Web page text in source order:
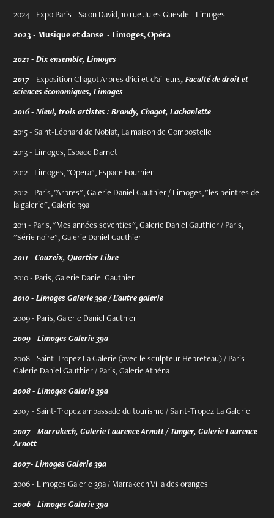
2024 - Expo Paris - Salon David, 10 rue Jules Guesde - Limoges
2023 - Musique et danse - Limoges, Opéra
2021 - Dix ensemble, Limoges
2017 - Exposition Chagot Arbres d’ici et d’ailleurs, Faculté de droit et
sciences économiques, Limoges
2016 - Nieul, trois artistes : Brandy, Chagot, Lachaniette
2015 - Saint-Léonard de Noblat, La maison de Compostelle
2013 - Limoges, Espace Darnet
2012 - Limoges, "Opera", Espace Fournier
2012 - Paris, "Arbres", Galerie Daniel Gauthier / Limoges, "les peintres de
la galerie", Galerie 39a
2011 - Paris, "Mes années seventies", Galerie Daniel Gauthier / Paris,
"Série noire", Galerie Daniel Gauthier
2011 - Couzeix, Quartier Libre
2010 - Paris, Galerie Daniel Gauthier
2010 -Limoges Galerie 39a / L'autre galerie
2009 - Paris, Galerie Daniel Gauthier
2009 -Limoges Galerie 39a
2008 - Saint-Tropez La Galerie (avec le sculpteur Hebreteau) / Paris
Galerie Daniel Gauthier / Paris, Galerie Athéna
2008 -Limoges Galerie 39a
2007 - Saint-Tropez ambassade du tourisme / Saint-Tropez La Galerie
2007 - Marrakech, Galerie Laurence Arnott / Tanger, Galerie Laurence
Arnott
2007-Limoges Galerie 39a
2006 - Limoges Galerie 39a / Marrakech Villa des oranges
2006 -Limoges Galerie 39a